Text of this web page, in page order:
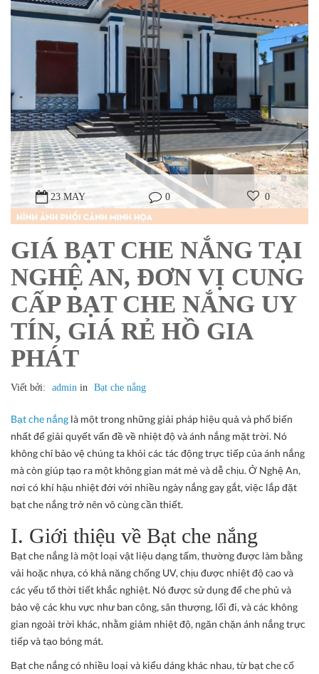
23 MAY 0 0
GIÁ BẠT CHE NẮNG TẠI
NGHỆ AN, ĐƠN VỊ CUNG
CẤP BẠT CHE NẮNG UY
TÍN, GIÁ RẺ HỒ GIA
PHÁT
Viết bởi: admin in Bạt che nắng
Bạt che nắng là một trong những giải pháp hiệu quả và phổ biến
nhất để giải quyết vấn đề về nhiệt độ và ánh nắng mặt trời. Nó
không chỉ bảo vệ chúng ta khỏi các tác động trực tiếp của ánh nắng
mà còn giúp tạo ra một không gian mát mẻ và dễ chịu. Ở Nghệ An,
nơi có khí hậu nhiệt đới với nhiều ngày nắng gay gắt, việc lắp đặt
bạt che nắng trở nên vô cùng cần thiết.
I. Giới thiệu về Bạt che nắng
Bạt che nắng là một loại vật liệu dạng tấm, thường được làm bằng
vải hoặc nhựa, có khả năng chống UV, chịu được nhiệt độ cao và
các yếu tố thời tiết khắc nghiệt. Nó được sử dụng để che phủ và
bảo vệ các khu vực như ban công, sân thượng, lối đi, và các không
gian ngoài trời khác, nhằm giảm nhiệt độ, ngăn chặn ánh nắng trực
tiếp và tạo bóng mát.
Bạt che nắng có nhiều loại và kiểu dáng khác nhau, từ bạt che cố